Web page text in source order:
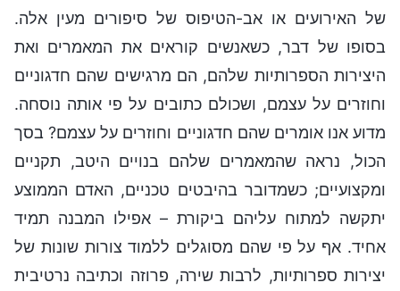
של האירועים או אב-הטיפוס של סיפורים מעין אלה.
בסופו של דבר, כשאנשים קוראים את המאמרים ואת
היצירות הספרותיות שלהם, הם מרגישים שהם חדגוניים
וחוזרים על עצמם, ושכולם כתובים על פי אותה נוסחה.
מדוע אנו אומרים שהם חדגוניים וחוזרים על עצמם? בסך
הכול, נראה שהמאמרים שלהם בנויים היטב, תקניים
ומקצועיים; כשמדובר בהיבטים טכניים, האדם הממוצע
יתקשה למתוח עליהם ביקורת – אפילו המבנה תמיד
אחיד. אף על פי שהם מסוגלים ללמוד צורות שונות של
יצירות ספרותיות, לרבות שירה, פרוזה וכתיבה נרטיבית